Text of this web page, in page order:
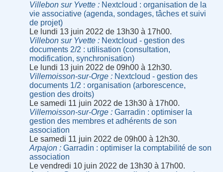
Villebon sur Yvette
Nextcloud : organisation de la
vie associative (agenda, sondages, tâches et suivi
de projet)
Le lundi 13 juin 2022 de 13h30 à 17h00.
Villebon sur Yvette
Nextcloud - gestion des
documents 2/2 : utilisation (consultation,
modification, synchronisation)
Le lundi 13 juin 2022 de 09h00 à 12h30.
Villemoisson-sur-Orge
Nextcloud - gestion des
documents 1/2 : organisation (arborescence,
gestion des droits)
Le samedi 11 juin 2022 de 13h30 à 17h00.
Villemoisson-sur-Orge
Garradin : optimiser la
gestion des membres et adhérents de son
association
Le samedi 11 juin 2022 de 09h00 à 12h30.
Arpajon
Garradin : optimiser la comptabilité de son
association
Le vendredi 10 juin 2022 de 13h30 à 17h00.